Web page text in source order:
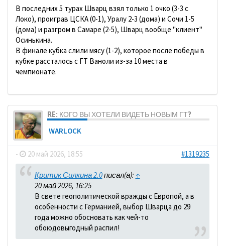
В последних 5 турах Шварц взял только 1 очко (3-3 с
Локо), проиграв ЦСКА (0-1), Уралу 2-3 (дома) и Сочи 1-5
(дома) и разгром в Самаре (2-5), Шварц вообще "клиент"
Осинькина.
В финале кубка слили мясу (1-2), которое после победы в
кубке рассталось с ГТ Ваноли из-за 10 места в
чемпионате.
RE: КОГО ВЫ ХОТЕЛИ ВИДЕТЬ НОВЫМ ГТ?
WARLOCK
- 20 май 2026, 18:55 #1319235
Критик Силкина 2.0писал(а): ↑
20 май 2026, 16:25
В свете геополитической вражды с Европой, а в
особенности с Германией, выбор Шварца до 29
года можно обосновать как чей-то
обоюдовыгодный распил!